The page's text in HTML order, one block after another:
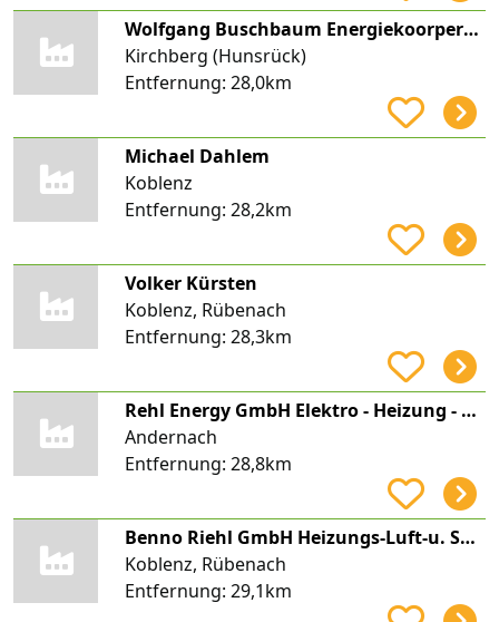
Wolfgang Buschbaum Energiekoorperation
Kirchberg (Hunsrück)
Entfernung: 28,0km
Michael Dahlem
Koblenz
Entfernung: 28,2km
Volker Kürsten
Koblenz, Rübenach
Entfernung: 28,3km
Rehl Energy GmbH Elektro - Heizung - Klima
Andernach
Entfernung: 28,8km
Benno Riehl GmbH Heizungs-Luft-u. Sanitärtechnik
Koblenz, Rübenach
Entfernung: 29,1km